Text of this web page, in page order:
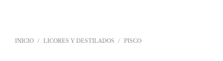
INICIO / LICORES Y DESTILADOS / PISCO